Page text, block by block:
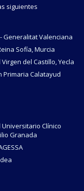
siguientes
- Generalitat Valenciana
Sofía, Murcia
del Castillo, Yecla
Primaria Calatayud
Clínico
Granada